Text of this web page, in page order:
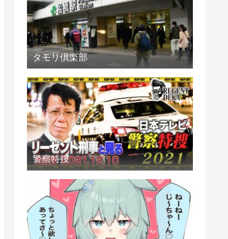
タモリ倶楽部
警察特捜